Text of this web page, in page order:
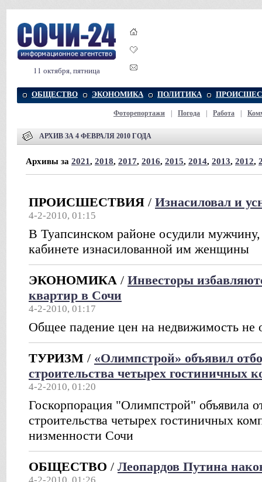
11 октября, пятница
ОБЩЕСТВО ЭКОНОМИКА ПОЛИТИКА
Фоторепортажи Погода Работа
АРХИВ ЗА 4 ФЕВРАЛЯ 2010 ГОДА
Архивы за 2021, 2018, 2017, 2016, 2015, 2014, 2013, 2012,
ПРОИСШЕСТВИЯ / Изнасиловал и
4-2-2010, 01:15
В Туапсинском районе осудили
кабинете изнасилованной им женщины
ЭКОНОМИКА / Инвесторы
квартир в Сочи
4-2-2010, 01:17
Общее падение цен на недвижимость не
ТУРИЗМ / «Олимпстрой» объявил
строительства четырех гостиничных
4-2-2010, 01:20
Госкорпорация "Олимпстрой" объявила
строительства четырех гостиничных
низменности Сочи
ОБЩЕСТВО / Леопардов Путина